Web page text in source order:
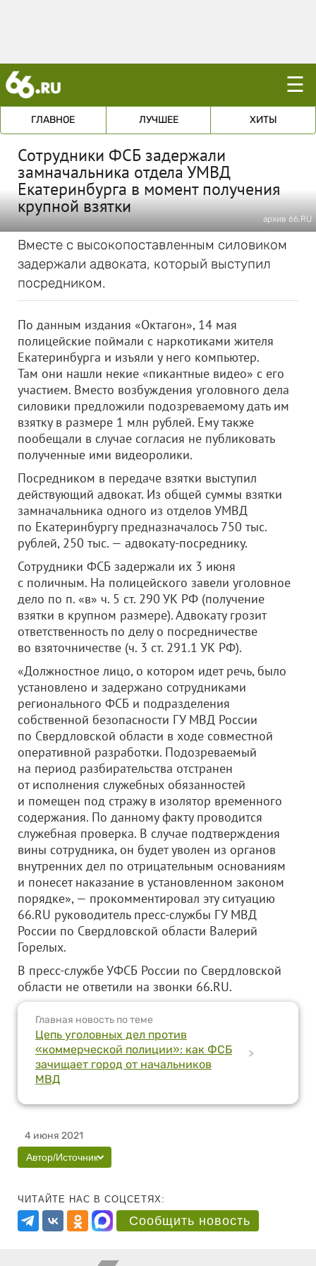
☰
ГЛАВНОЕ ЛУЧШЕЕ ХИТЫ
Сотрудники ФСБ задержали
замначальника отдела УМВД
Екатеринбурга в момент получения
крупной взятки
архив 66.RU
Вместе с высокопоставленным силовиком
задержали адвоката, который выступил
посредником.
По данным издания «Октагон», 14 мая
полицейские поймали с наркотиками жителя
Екатеринбурга и изъяли у него компьютер.
Там они нашли некие «пикантные видео» с его
участием. Вместо возбуждения уголовного дела
силовики предложили подозреваемому дать им
взятку в размере 1 млн рублей. Ему также
пообещали в случае согласия не публиковать
полученные ими видеоролики.
Посредником в передаче взятки выступил
действующий адвокат. Из общей суммы взятки
замначальника одного из отделов УМВД
по Екатеринбургу предназначалось 750 тыс.
рублей, 250 тыс. — адвокату-посреднику.
Сотрудники ФСБ задержали их 3 июня
с поличным. На полицейского завели уголовное
дело по п. «в» ч. 5 ст. 290 УК РФ (получение
взятки в крупном размере). Адвокату грозит
ответственность по делу о посредничестве
во взяточничестве (ч. 3 ст. 291.1 УК РФ).
«Должностное лицо, о котором идет речь, было
установлено и задержано сотрудниками
регионального ФСБ и подразделения
собственной безопасности ГУ МВД России
по Свердловской области в ходе совместной
оперативной разработки. Подозреваемый
на период разбирательства отстранен
от исполнения служебных обязанностей
и помещен под стражу в изолятор временного
содержания. По данному факту проводится
служебная проверка. В случае подтверждения
вины сотрудника, он будет уволен из органов
внутренних дел по отрицательным основаниям
и понесет наказание в установленном законом
порядке», — прокомментировал эту ситуацию
66.RU руководитель пресс-службы ГУ МВД
России по Свердловской области Валерий
Горелых.
В пресс-службе УФСБ России по Свердловской
области не ответили на звонки 66.RU.
Главная новость по теме
Цепь уголовных дел против
«коммерческой полиции»: как ФСБ
зачищает город от начальников
МВД
>
4 июня 2021
Автор/Источник
ЧИТАЙТЕ НАС В СОЦСЕТЯХ:
Сообщить новость